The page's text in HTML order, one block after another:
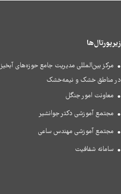
زیرپورتال‌ها
مرکز بین‌المللی مدیریت جامع حوزه‌های آبخیز
در مناطق خشک و نیمه‌خشک
معاونت امور جنگل
مجتمع آموزشی دکتر جوانشیر
مجتمع آموزشی مهندس ساعی
سامانه شفافیت